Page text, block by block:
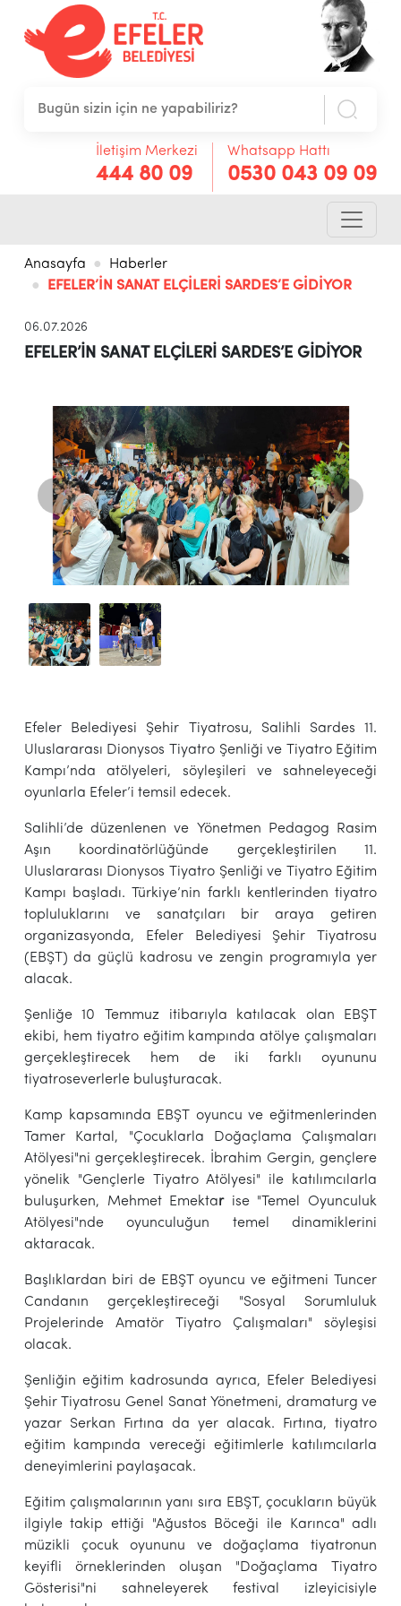
İletişim Merkezi
444 80 09
Whatsapp Hattı
0530 043 09 09
Anasayfa
Haberler
EFELER’İN SANAT ELÇİLERİ SARDES’E GİDİYOR
06.07.2026
EFELER’İN SANAT ELÇİLERİ SARDES’E GİDİYOR
Efeler Belediyesi Şehir Tiyatrosu, Salihli Sardes 11.
Uluslararası Dionysos Tiyatro Şenliği ve Tiyatro Eğitim
Kampı’nda atölyeleri, söyleşileri ve sahneleyeceği
oyunlarla Efeler’i temsil edecek.
Salihli’de düzenlenen ve Yönetmen Pedagog Rasim
Aşın koordinatörlüğünde gerçekleştirilen 11.
Uluslararası Dionysos Tiyatro Şenliği ve Tiyatro Eğitim
Kampı başladı. Türkiye’nin farklı kentlerinden tiyatro
topluluklarını ve sanatçıları bir araya getiren
organizasyonda, Efeler Belediyesi Şehir Tiyatrosu
(EBŞT) da güçlü kadrosu ve zengin programıyla yer
alacak.
Şenliğe 10 Temmuz itibarıyla katılacak olan EBŞT
ekibi, hem tiyatro eğitim kampında atölye çalışmaları
gerçekleştirecek hem de iki farklı oyununu
tiyatroseverlerle buluşturacak.
Kamp kapsamında EBŞT oyuncu ve eğitmenlerinden
Tamer Kartal, "Çocuklarla Doğaçlama Çalışmaları
Atölyesi"ni gerçekleştirecek. İbrahim Gergin, gençlere
yönelik "Gençlerle Tiyatro Atölyesi" ile katılımcılarla
buluşurken, Mehmet Emektarise "Temel Oyunculuk
Atölyesi"nde oyunculuğun temel dinamiklerini
aktaracak.
Başlıklardan biri de EBŞT oyuncu ve eğitmeni Tuncer
Candanın gerçekleştireceği "Sosyal Sorumluluk
Projelerinde Amatör Tiyatro Çalışmaları" söyleşisi
olacak.
Şenliğin eğitim kadrosunda ayrıca, Efeler Belediyesi
Şehir Tiyatrosu Genel Sanat Yönetmeni, dramaturg ve
yazar Serkan Fırtına da yer alacak. Fırtına, tiyatro
eğitim kampında vereceği eğitimlerle katılımcılarla
deneyimlerini paylaşacak.
Eğitim çalışmalarının yanı sıra EBŞT, çocukların büyük
ilgiyle takip ettiği "Ağustos Böceği ile Karınca" adlı
müzikli çocuk oyununu ve doğaçlama tiyatronun
keyifli örneklerinden oluşan "Doğaçlama Tiyatro
Gösterisi"ni sahneleyerek festival izleyicisiyle